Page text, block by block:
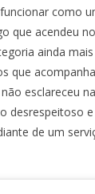
como
que acendeu
ainda
que
esclareceu
desrespeitoso
de um